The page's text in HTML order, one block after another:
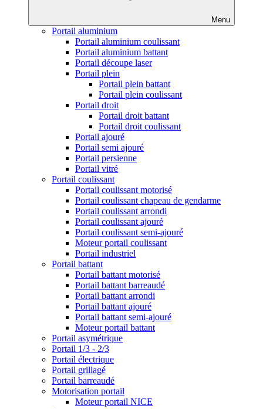
Menu
Portail aluminium
Portail aluminium coulissant
Portail aluminium battant
Portail découpe laser
Portail plein
Portail plein battant
Portail plein coulissant
Portail droit
Portail droit battant
Portail droit coulissant
Portail ajouré
Portail semi ajouré
Portail persienne
Portail vitré
Portail coulissant
Portail coulissant motorisé
Portail coulissant chapeau de gendarme
Portail coulissant arrondi
Portail coulissant ajouré
Portail coulissant semi-ajouré
Moteur portail coulissant
Portail industriel
Portail battant
Portail battant motorisé
Portail battant barreaudé
Portail battant arrondi
Portail battant ajouré
Portail battant semi-ajouré
Moteur portail battant
Portail asymétrique
Portail 1/3 - 2/3
Portail électrique
Portail grillagé
Portail barreaudé
Motorisation portail
Moteur portail NICE